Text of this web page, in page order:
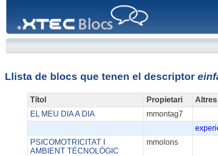
Llista de blocs que tenen el descriptor
Títol Propietari
EL MEU DIA A DIA
mmontag7
PSICOMOTRICITAT I
AMBIENT TÈCNOLÒGIC
mmolons